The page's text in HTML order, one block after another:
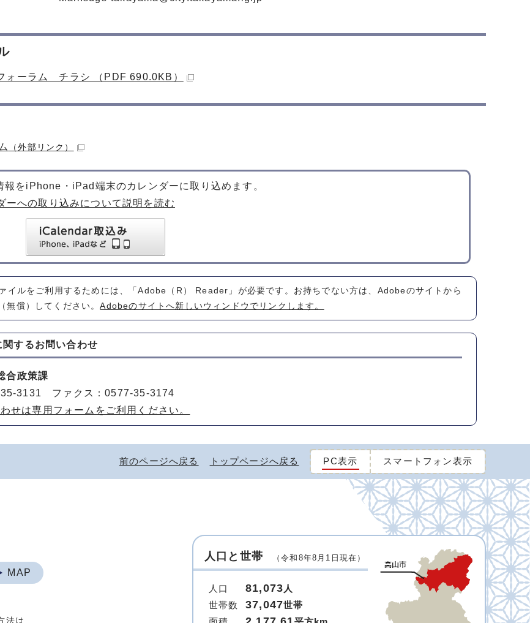
ォーラム チラシ （PDF 690.0KB）
（外部リンク）
報をiPhone・iPad端末のカレンダーに取り込めます。
ーへの取り込みについて説明を読む
イルをご利用するためには、「Adobe（R） Reader」が必要です。お持ちでない方は、Adobeのサイトから
無償）してください。Adobeのサイトへ新しいウィンドウでリンクします。
関するお問い合わせ
合政策課
35-3131 ファクス：0577-35-3174
せは専用フォームをご利用ください。
前のページへ戻る トップページへ戻る PC表示 スマートフォン表示
MAP
法は
人口と世帯 （令和8年8月1日現在）
人口 81,073 人
世帯数
37,047世帯